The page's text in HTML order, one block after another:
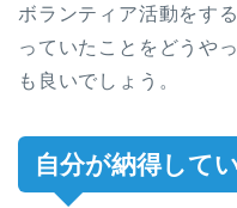
ボランティア活動をす
っていたことをどうや
も良いでしょう。
自分が納得して